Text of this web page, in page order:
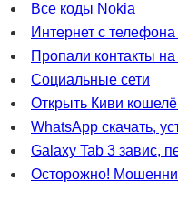
Все коды Nokia
Интернет с
Пропали контакты
Социальные сети
Открыть Киви
WhatsApp скачать,
Galaxy Tab 3 завис,
Осторожно!